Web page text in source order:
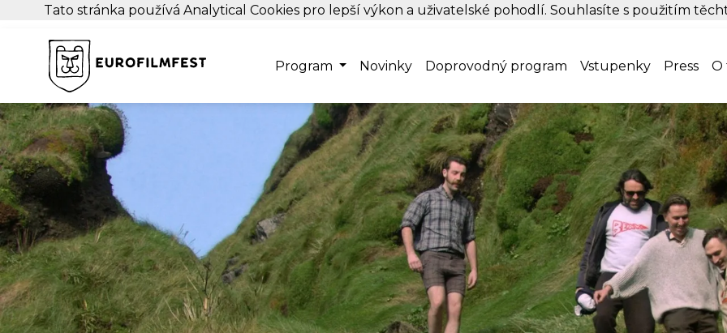
Program Novinky Doprovodný program Vstupenky Press O
Tato stránka používá Analytical Cookies pro lepší výkon a uživatelské pohodlí. Souhlasíte s použitím